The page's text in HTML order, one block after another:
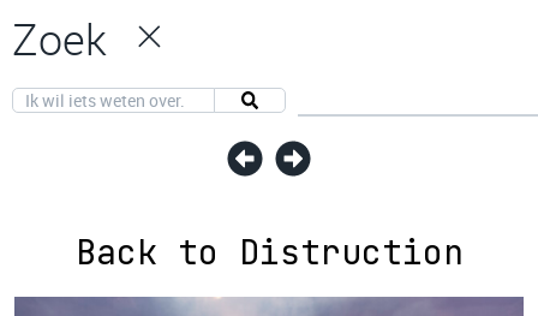
Zoek
Back to Distruction